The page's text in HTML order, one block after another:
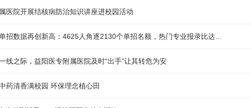
医院开展结核病防治知识讲座进校园活动
招数据再创新高：4625人角逐2130个单招名额，热门专业报录比达…
线之际，益阳医专附属医院及时“出手”让其转危为安
药清香满校园 环保理念植心田